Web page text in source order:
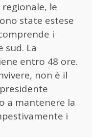
le
state estese
i
sud. La
entro 48 ore.
non è il
a mantenere la
i